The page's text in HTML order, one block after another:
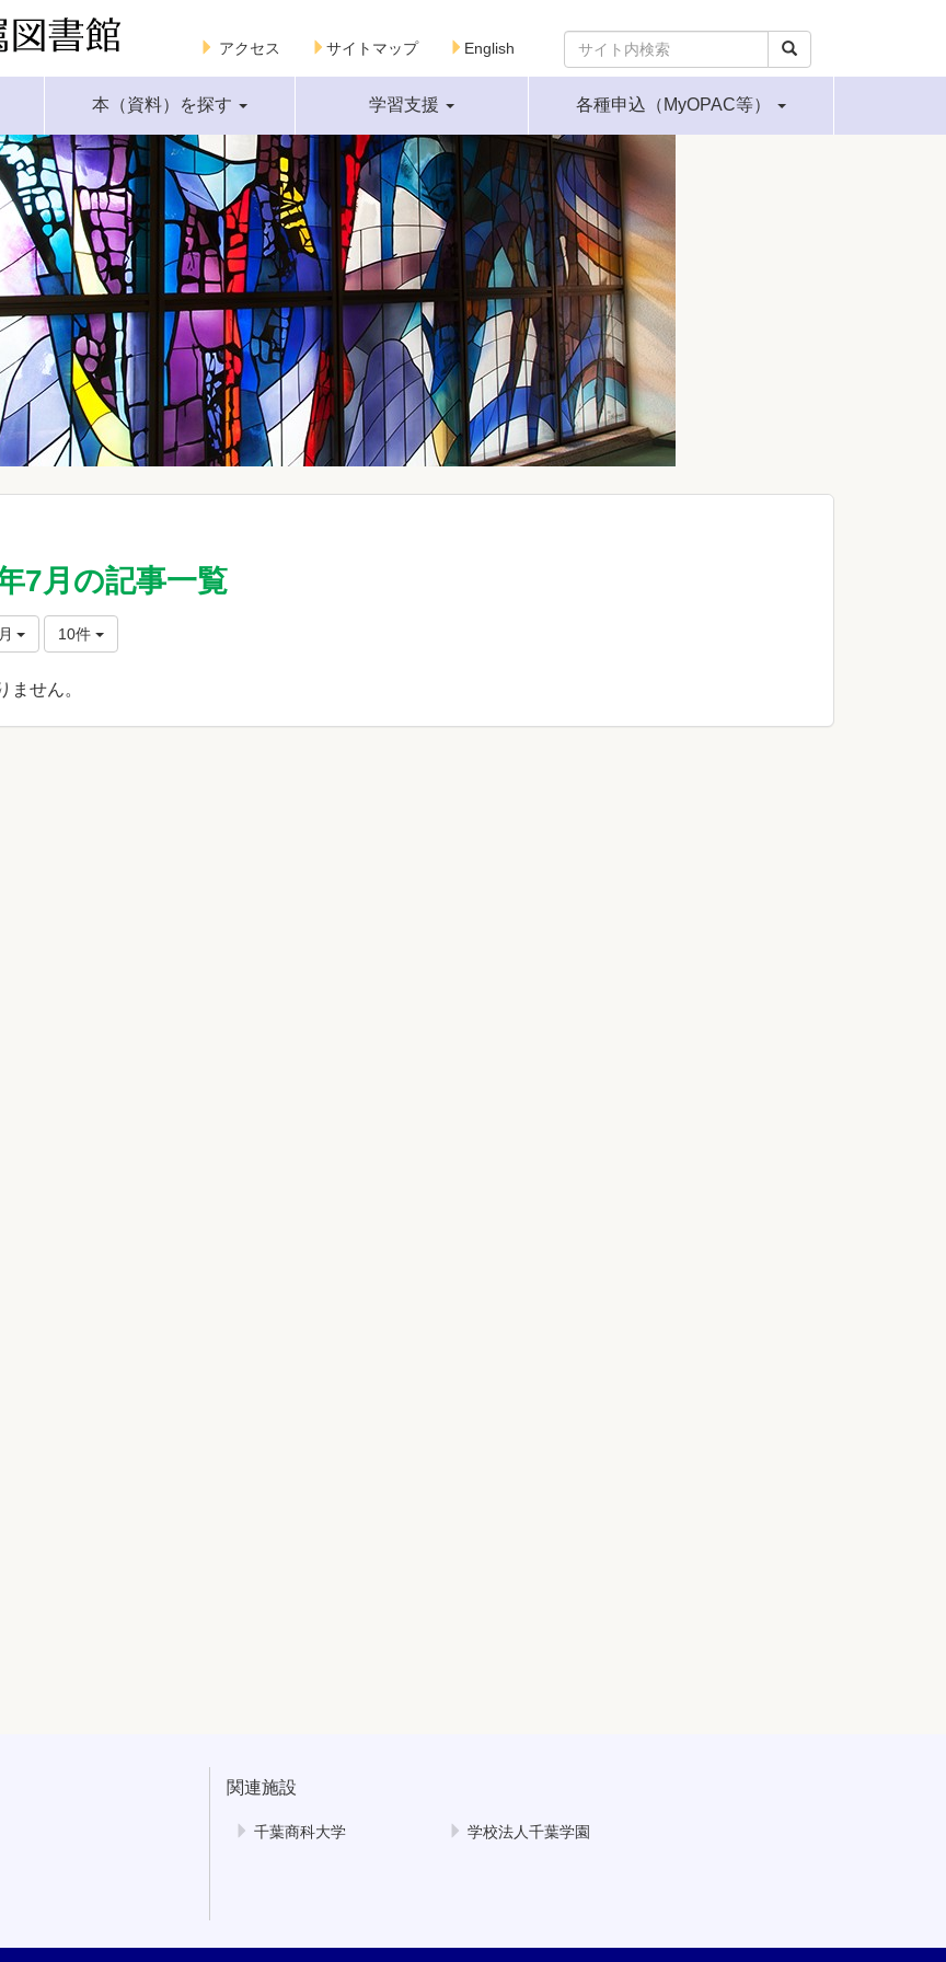
アクセス サイトマップ English
本（資料）を探す 学習支援 各種申込（MyOPAC等）
7月の記事一覧
10件
ません。
関連施設
千葉商科大学 学校法人千葉学園